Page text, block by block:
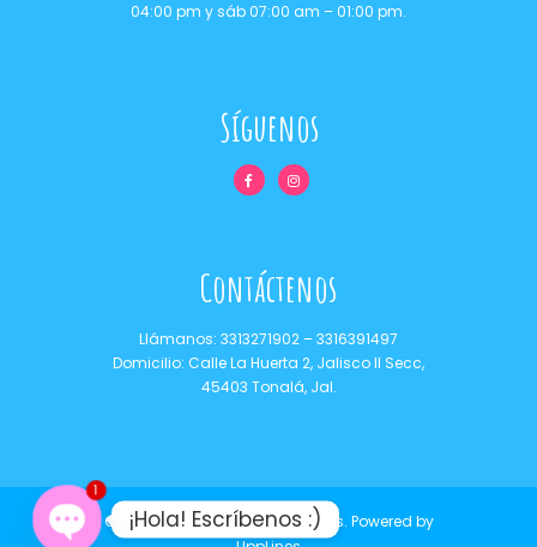
04:00 pm y sáb 07:00 am – 01:00 pm.
Síguenos
Contáctenos
Llámanos: 3313271902 –3316391497
Domicilio: Calle La Huerta 2, Jalisco II Secc,
45403 Tonalá, Jal.
Copyrights © 2021 Dulces Camis. Powered by
¡Hola! Escríbenos :)
1